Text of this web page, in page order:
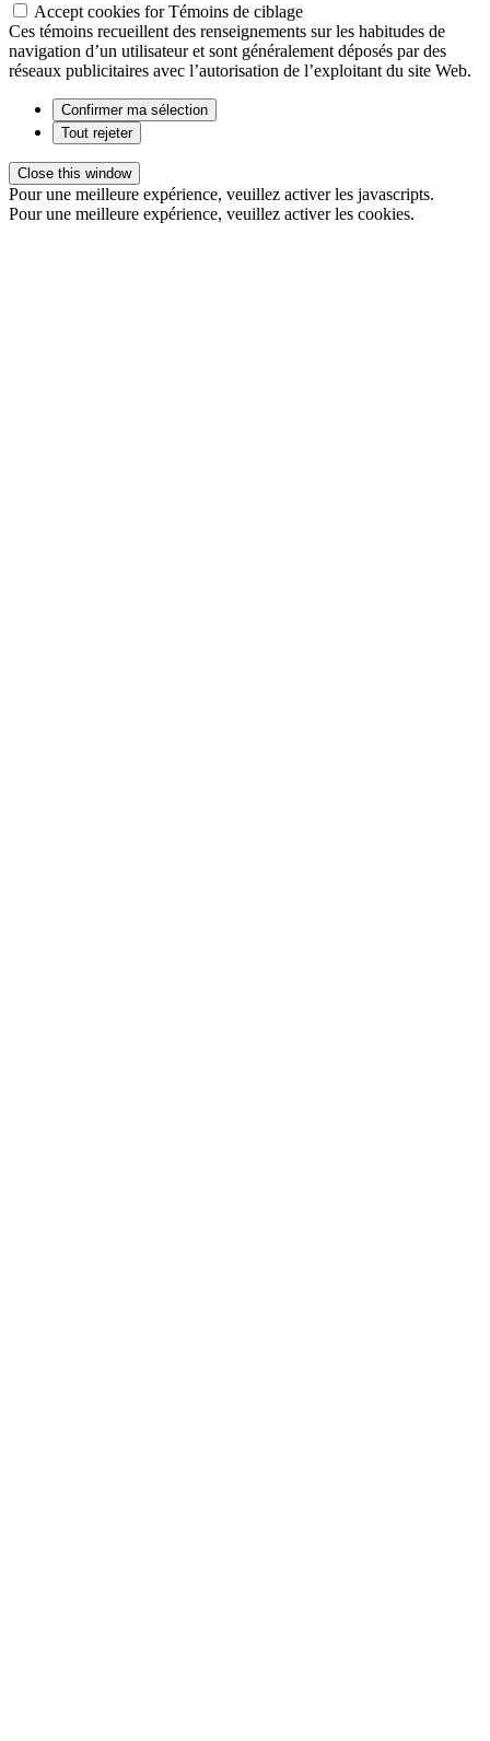
Accept cookies for Témoins de ciblage
Ces témoins recueillent des renseignements sur les habitudes de
navigation d’un utilisateur et sont généralement déposés par des
réseaux publicitaires avec l’autorisation de l’exploitant du site Web.
Confirmer ma sélection
Tout rejeter
Close this window
Pour une meilleure expérience, veuillez activer les javascripts.
Pour une meilleure expérience, veuillez activer les cookies.